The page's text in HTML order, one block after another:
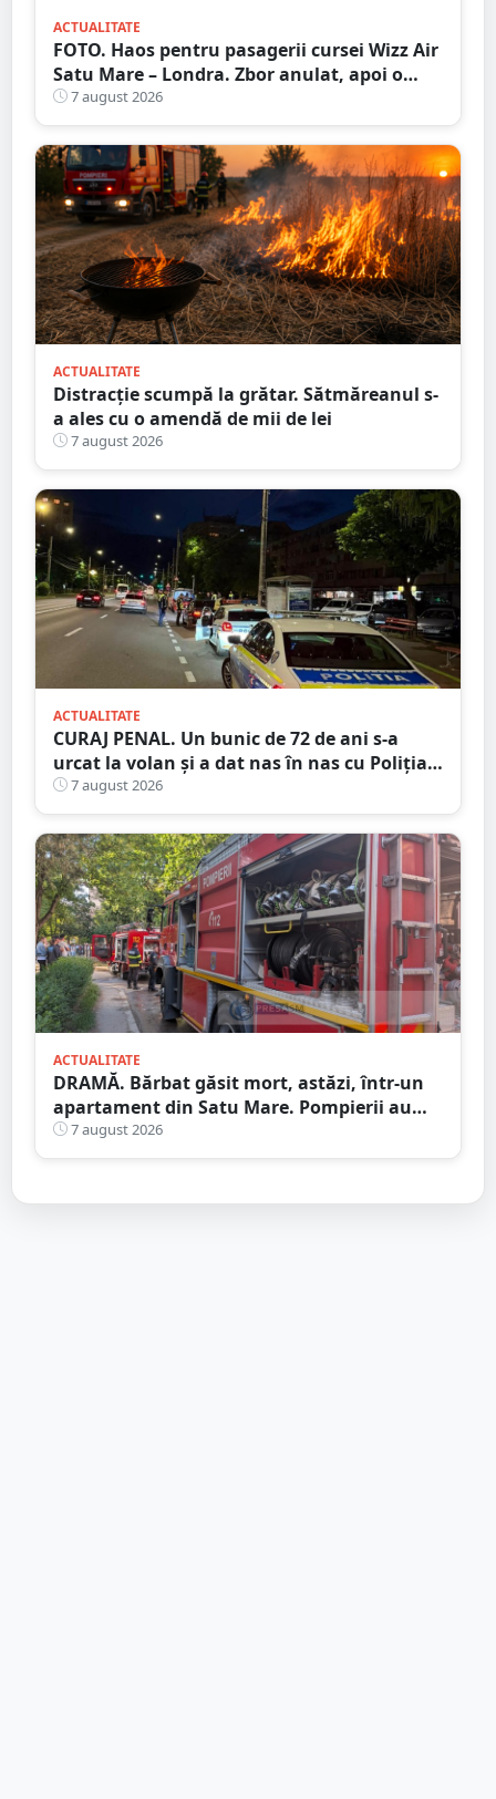
ACTUALITATE
FOTO. Haos pentru pasagerii cursei Wizz Air
Satu Mare – Londra. Zbor anulat, apoi o
nouă întârziere. Fără explicații clare
7 august 2026
ACTUALITATE
Distracție scumpă la grătar. Sătmăreanul s-
a ales cu o amendă de mii de lei
7 august 2026
ACTUALITATE
CURAJ PENAL. Un bunic de 72 de ani s-a
urcat la volan și a dat nas în nas cu Poliția
Satu Mare
7 august 2026
ACTUALITATE
DRAMĂ. Bărbat găsit mort, astăzi, într-un
apartament din Satu Mare. Pompierii au
spart ușa
7 august 2026